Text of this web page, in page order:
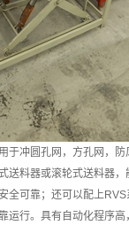
于冲圆孔网，方孔网，
送料器或滚轮式送料器
全可靠；还可以配上
行。具有自动化程序高